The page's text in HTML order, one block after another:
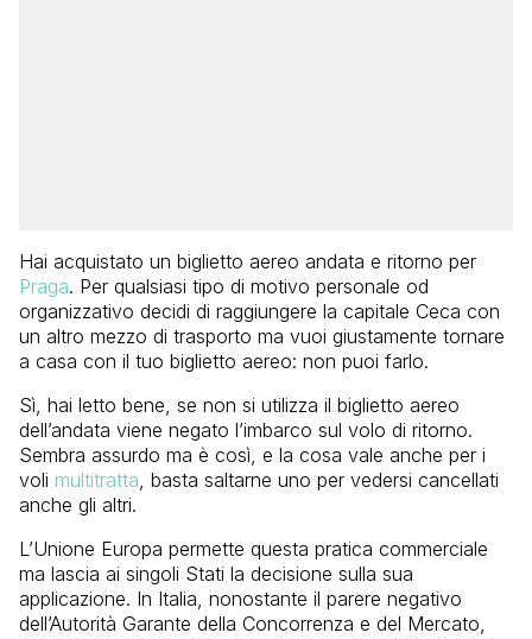
Hai acquistato un biglietto aereo andata e ritorno per
Praga. Per qualsiasi tipo di motivo personale od
organizzativo decidi di raggiungere la capitale Ceca con
un altro mezzo di trasporto ma vuoi giustamente tornare
a casa con il tuo biglietto aereo: non puoi farlo.
Sì, hai letto bene, se non si utilizza il biglietto aereo
dell’andata viene negato l’imbarco sul volo di ritorno.
Sembra assurdo ma è così, e la cosa vale anche per i
voli multitratta, basta saltarne uno per vedersi cancellati
anche gli altri.
L’Unione Europa permette questa pratica commerciale
ma lascia ai singoli Stati la decisione sulla sua
applicazione. In Italia, nonostante il parere negativo
dell’Autorità Garante della Concorrenza e del Mercato,